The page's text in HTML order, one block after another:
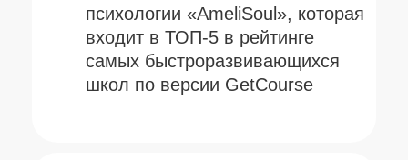
Создатель и ведущая
популярного шоу «Метод»,
которое бьет рекорды по
органическим просмотрам на
интернет-площадках и